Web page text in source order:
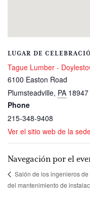
LUGAR DE
Tague Lumber -
6100 Easton Road
Plumsteadville, PA 18947
Phone
215-348-9408
Ver el sitio web de la
Navegación por el
Salón de los ingenieros
del mantenimiento de